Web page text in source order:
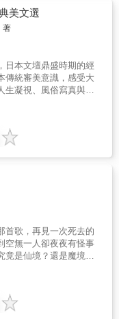
〈鼻〉、〈芋粥〉等名
，吸引谷崎潤一郎、室
時期作家爭相仿效。
決選作品〈逆行〉；太
的＜狂言之神＞；以
烈批判自我的＜虛構
花＞、＜狂言之神
華、神、春三部曲「虛
實之間，時而細膩表現
自我的影子，彷彿低
的他及其作品與內心狀
？即便再怎麼掙扎，也
種人……」──〈小丑之
唯有『活得像個人』一
」──〈狂言之神〉 ※
個小天真。唯有在天真
」──〈小丑之花〉「如
言半句也無法談論自
「做作的言詞之中，有
實的意味。」──〈虛構
餘時間不多。必須用在
一秒猶豫。」──〈狂言
發出可憐的真實螢
作品尤聚焦於「愛情」
太宰治從千瘡百孔的
匯聚情感的執著與落
三百六十五天，完全
一天，不，半天就好，
〈維榮之妻〉、〈阿
性溫順典雅，逆來順
對於「男人」角色的認
物並不見得是自甘墮
隨著無盡的無奈──「人
著，她會喚你的名字；
了。 〈火鳥〉裡的女
主角彼此辯證著所謂
情是兩碼子事。理解與
〈八十八夜〉的笠井
，在卑屈裡活太久，已
渴望荒唐的浪漫。一
「很想向少女道歉，
寫少女的外貌，讓「美
象躍然紙上 輯三 ▍悵
」──太宰治時而邪氣，
滲去更勝〈怪談〉的
魔笛》共收錄19篇太
滿懸念的創作手法，
理的不合理」及「日常
淒美、迷離恍惚的敘
人內心所住的陰鬼，也
幻與無奈……「不可言
寞深淵。」「我用我的
痛苦的糾纏，沒人能逃
是怪談，還是讀這
人，我很抱歉」的太宰
與魔笛》中，太宰治
然的怪談，而是直抵人
幽玄物語。全書共分
心】 在〈葉櫻與魔
等待〉中，太宰治以
，描繪出女性內心的寂
──〈葉櫻與魔笛〉裡相
護和嫉妒的那種暗潮洶
〉自卑卻又對於美醜的
師之妻；〈等待〉中厭
見一個值得她燃燒生
輯二：虛妄的魅
美文選
著
日本文壇鼎盛時期的經
傳統審美意識，感受大
生凝視、風俗寫真與靈
四季》，一本書集結日
蘆花的自然禮讚、獨
鄉土追憶，到荷風的江
金年代。既是日本近代
日式傳統審美的極致饗
，是日本文化愛好者
分全文標註假名，日
朗讀音頻，有助日語學
首歌，再見一次死去的
空無一人卻夜夜有怪事
是仙境？還是魔境？
經典名作 元智大學應用
──專文導讀 繪師安品
錄大師生平年表 蜷川幸